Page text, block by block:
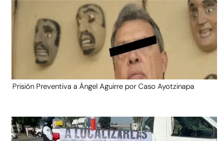
Prisión Preventiva a Ángel Aguirre por Caso Ayotzinapa